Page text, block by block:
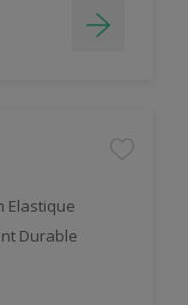
Elastique
Durable